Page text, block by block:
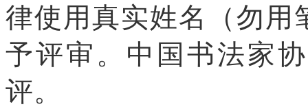
律使用真实姓名（勿用
予评审。中国书法家
评。